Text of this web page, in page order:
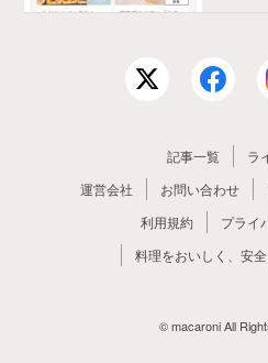
記事一覧
ラ
運営会社
お問い合わせ
利用規約
プライ
料理をおいしく、安
© macaroni All